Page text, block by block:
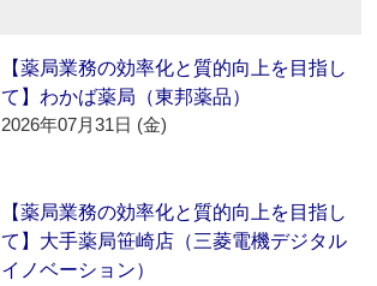
【薬局業務の効率化と質的向上を目指し
て】わかば薬局（東邦薬品）
2026年07月31日 (金)
【薬局業務の効率化と質的向上を目指し
て】大手薬局笹崎店（三菱電機デジタル
イノベーション）